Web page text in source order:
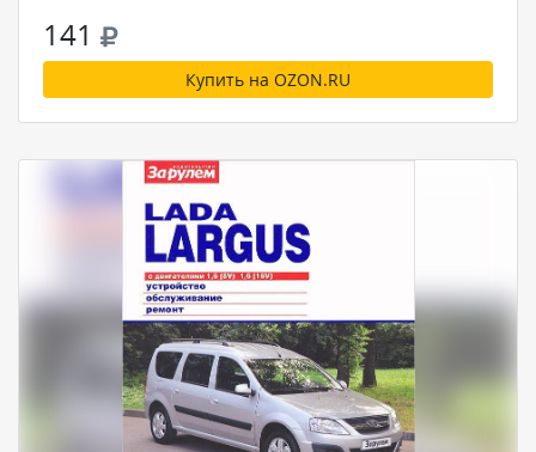
141
Купить на OZON.RU